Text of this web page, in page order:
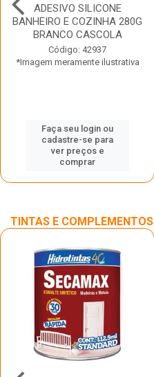
ADESIVO SILICONE
BANHEIRO E COZINHA 280G
BRANCO CASCOLA
Código: 42937
*Imagem meramente ilustrativa
Faça seu login ou
cadastre-se para
ver preços e
comprar
TINTAS E COMPLEMENTOS